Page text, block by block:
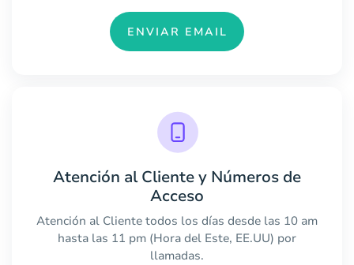
ENVIAR EMAIL
Atención al Cliente y Números de
Acceso
Atención al Cliente todos los días desde las 10 am
hasta las 11 pm (Hora del Este, EE.UU) por
llamadas.